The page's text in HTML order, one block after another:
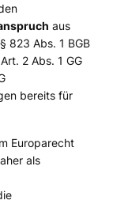
aus
823 Abs. 1 BGB
2 Abs. 1 GG
bereits für
Europarecht
als